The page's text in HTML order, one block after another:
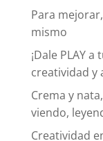
Para
mismo
¡Dale PLAY
creatividad y
Crema y
viendo,
Creatividad